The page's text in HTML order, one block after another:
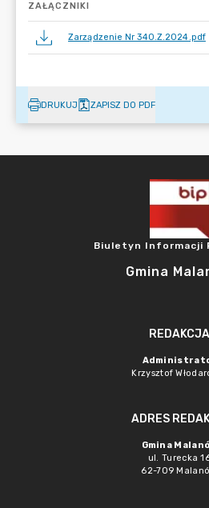
ZAŁĄCZNIKI
Zarządzenie Nr 340.Z.2024.pdf
DRUKUJ ZAPISZ DO PDF
Biuletyn Informacji
Gmina
REDAKCJA
Krzysztof
ADRES
Gmina
ul. Turecka
62-709